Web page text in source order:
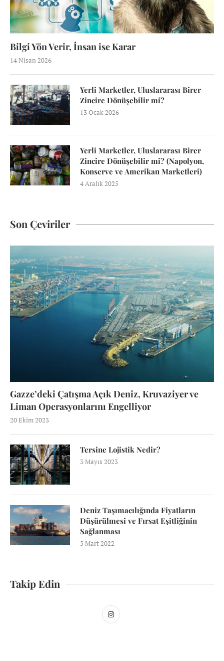
Bilgi Yön Verir, İnsan ise Karar
14 Nisan 2026
Yerli Marketler, Uluslararası Birer
Zincire Dönüşebilir mi?
13 Ocak 2026
Yerli Marketler, Uluslararası Birer
Zincire Dönüşebilir mi? (Napolyon,
Konserve ve Amerikan Marketleri)
4 Aralık 2025
Son Çeviriler
Gazze’deki Çatışma Açık Deniz, Kruvaziyer ve
Liman Operasyonlarını Engelliyor
20 Ekim 2023
Tersine Lojistik Nedir?
3 Mayıs 2023
Deniz Taşımacılığında Fiyatların
Düşürülmesi ve Fırsat Eşitliğinin
Sağlanması
5 Mart 2022
Takip Edin